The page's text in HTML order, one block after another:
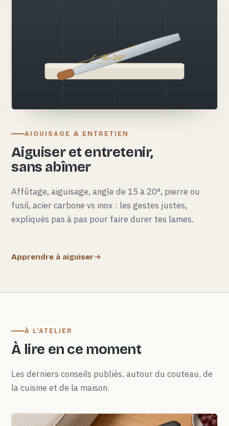
15–20°
AIGUISAGE & ENTRETIEN
Aiguiser et entretenir,
sans abîmer
Affûtage, aiguisage, angle de 15 à 20°, pierre ou
fusil, acier carbone vs inox : les gestes justes,
expliqués pas à pas pour faire durer tes lames.
Apprendre à aiguiser
À L'ATELIER
À lire en ce moment
Les derniers conseils publiés, autour du couteau, de
la cuisine et de la maison.